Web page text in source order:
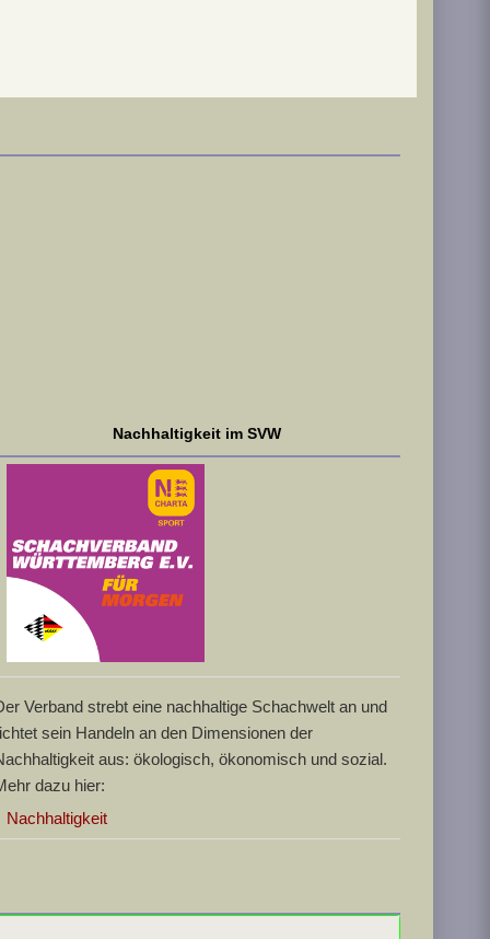
Nachhaltigkeit im SVW
Verband strebt eine nachhaltige Schachwelt an und
sein Handeln an den Dimensionen der
aus: ökologisch, ökonomisch und sozial.
dazu hier:
Nachhaltigkeit